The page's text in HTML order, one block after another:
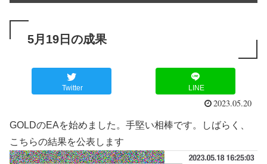
5月19日の成果
Twitter LINE
2023.05.20
GOLDのEAを始めました。手堅い相棒です。しばらく、
こちらの結果を公表します